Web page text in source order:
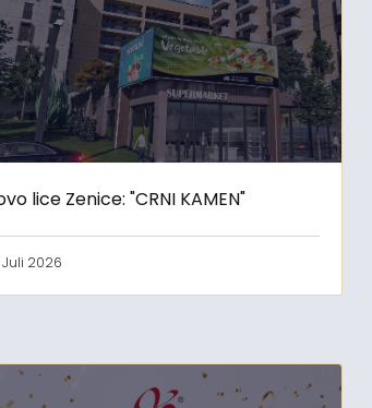
lice Zenice: "CRNI KAMEN"
Juli 2026